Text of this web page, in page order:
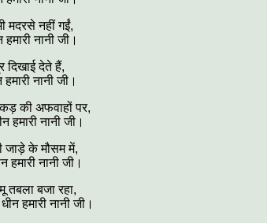
मदरसे नहीं गईं,
नानी जी।
दिखाई देते हैं,
नानी जी।
की अफवाहों पर,
हमारी नानी जी।
जाड़े के मौसम में,
हमारी नानी जी।
तबला बजा रहा,
हमारी नानी जी।